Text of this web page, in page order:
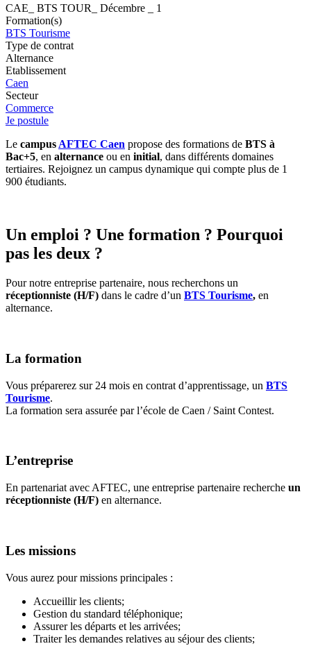
CAE_ BTS TOUR_ Décembre _ 1
Formation(s)
BTS Tourisme
Type de contrat
Alternance
Etablissement
Caen
Secteur
Commerce
Je postule
Le campusAFTEC Caen propose des formations de BTS à
Bac+5, en alternance ou en initial, dans différents domaines
tertiaires. Rejoignez un campus dynamique qui compte plus de 1
900 étudiants.
Un emploi ? Une formation ? Pourquoi
pas les deux ?
Pour notre entreprise partenaire, nous recherchons un
réceptionniste (H/F) dans le cadre d’un BTS Tourisme, en
alternance.
La formation
Vous préparerez sur 24 mois en contrat d’apprentissage, un BTS
Tourisme.
La formation sera assurée par l’école de Caen / Saint Contest.
L’entreprise
En partenariat avec AFTEC, une entreprise partenaire recherche un
réceptionniste (H/F) en alternance.
Les missions
Vous aurez pour missions principales :
Accueillir les clients;
Gestion du standard téléphonique;
Assurer les départs et les arrivées;
Traiter les demandes relatives au séjour des clients;